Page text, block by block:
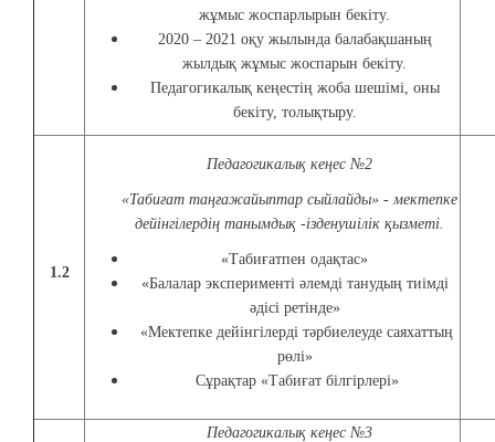
жұмыс жоспарлырын бекіту.
2020 – 2021 оқу жылында балабақшаның
жылдық жұмыс жоспарын бекіту.
Педагогикалық кеңестің жоба шешімі, оны
бекіту, толықтыру.
1.2
Педагогикалық кеңес №2
«Табиғат таңғажайыптар сыйлайды» - мектепке
дейінгілердің танымдық -ізденушілік қызметі.
«Табиғатпен одақтас»
«Балалар эксперименті әлемді танудың тиімді
әдісі ретінде»
«Мектепке дейінгілерді тәрбиелеуде саяхаттың
рөлі»
Сұрақтар «Табиғат білгірлері»
Педагогикалық кеңес №3